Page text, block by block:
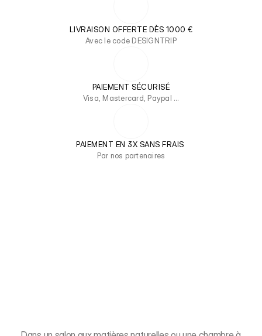
LIVRAISON OFFERTE DÈS 1000 €
Avec le code DESIGNTRIP
PAIEMENT SÉCURISÉ
Visa, Mastercard, Paypal …
PAIEMENT EN 3X SANS FRAIS
Par nos partenaires